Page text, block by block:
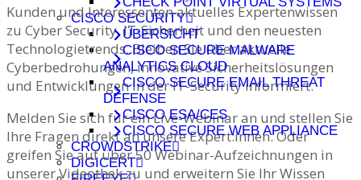
CISCO SECURITY
ÜBERSICHT
CISCO SECURE MALWARE
ANALYTICS CLOUD
CISCO SECURE EMAIL THREAT
DEFENSE
CISCO ESA/CES
CISCO SECURE WEB APPLIANCE
CROWDSTRIKE
DIGICERT
Kunden und Interessenten aktuelles Expertenwissen
zu Cyber Security, IT-Sicherheit und den neuesten
Technologietrends. Bleiben Sie über aktuelle
Cyberbedrohungen, innovative Sicherheitslösungen
und Entwicklungen in der IT-Security informiert.
Melden Sie sich für ein Live-Webinar an und stellen Sie
Ihre Fragen direkt an unsere Expert:innen. Oder
greifen Sie auf über 50 Webinar-Aufzeichnungen in
unserer Videothek zu und erweitern Sie Ihr Wissen